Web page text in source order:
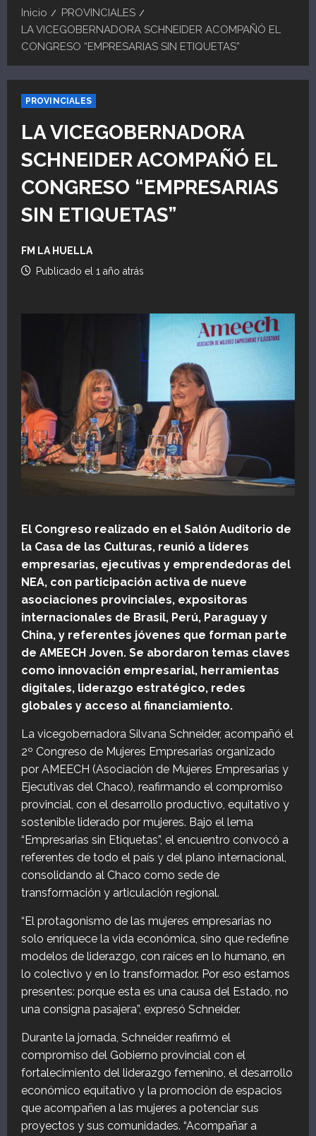
Inicio
PROVINCIALES
LA VICEGOBERNADORA SCHNEIDER ACOMPAÑÓ EL
CONGRESO “EMPRESARIAS SIN ETIQUETAS”
PROVINCIALES
LA VICEGOBERNADORA
SCHNEIDER ACOMPAÑÓ EL
CONGRESO “EMPRESARIAS
SIN ETIQUETAS”
FM LA HUELLA
Publicado el 1 año atrás
El Congreso realizado en el Salón Auditorio de
la Casa de las Culturas, reunió a líderes
empresarias, ejecutivas y emprendedoras del
NEA, con participación activa de nueve
asociaciones provinciales, expositoras
internacionales de Brasil, Perú, Paraguay y
China, y referentes jóvenes que forman parte
de AMEECH Joven. Se abordaron temas claves
como innovación empresarial, herramientas
digitales, liderazgo estratégico, redes
globales y acceso al financiamiento.
La vicegobernadora Silvana Schneider, acompañó el
2º Congreso de Mujeres Empresarias organizado
por AMEECH (Asociación de Mujeres Empresarias y
Ejecutivas del Chaco), reafirmando el compromiso
provincial, con el desarrollo productivo, equitativo y
sostenible liderado por mujeres. Bajo el lema
“Empresarias sin Etiquetas”, el encuentro convocó a
referentes de todo el país y del plano internacional,
consolidando al Chaco como sede de
transformación y articulación regional.
“El protagonismo de las mujeres empresarias no
solo enriquece la vida económica, sino que redefine
modelos de liderazgo, con raíces en lo humano, en
lo colectivo y en lo transformador. Por eso estamos
presentes: porque esta es una causa del Estado, no
una consigna pasajera”, expresó Schneider.
Durante la jornada, Schneider reafirmó el
compromiso del Gobierno provincial con el
fortalecimiento del liderazgo femenino, el desarrollo
económico equitativo y la promoción de espacios
que acompañen a las mujeres a potenciar sus
proyectos y sus comunidades. “Acompañar a